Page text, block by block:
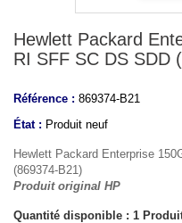
Hewlett Packard
RI SFF SC DS SDD
Référence : 869374-B21
État : Produit neuf
Hewlett Packard Enterprise
(869374-B21)
Produit original HP
Quantité disponible : 1